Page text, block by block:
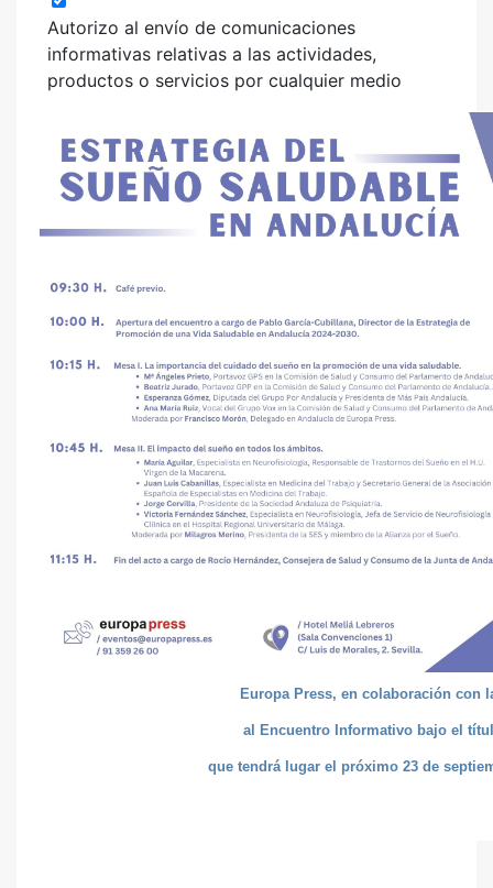
Autorizo al envío de comunicaciones
informativas relativas a las actividades,
productos o servicios por cualquier medio
Europa Press, en colaboración con
al Encuentro Informativo bajo el
que tendrá lugar el próximo 23 de